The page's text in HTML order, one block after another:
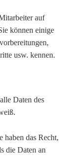
auf
können einige
usw. kennen.
Daten des
haben das Recht,
die Daten an